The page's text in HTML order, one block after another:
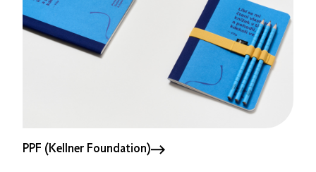
PPF (Kellner Foundation)